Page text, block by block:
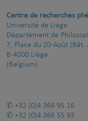
Centre de recherches
Université de Liège
Département de
7, Place du 20-Août (Bât.
B-4000 Liège
(Belgium)
+32 (0)4 366 95 16
+32 (0)4 366 55 93